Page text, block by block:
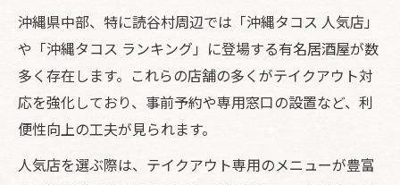
沖縄県中部、特に読谷村周辺では「沖縄タコス 人気店」
や「沖縄タコス ランキング」に登場する有名居酒屋が数
多く存在します。これらの店舗の多くがテイクアウト対
応を強化しており、事前予約や専用窓口の設置など、利
便性向上の工夫が見られます。
人気店を選ぶ際は、テイクアウト専用のメニューが豊富